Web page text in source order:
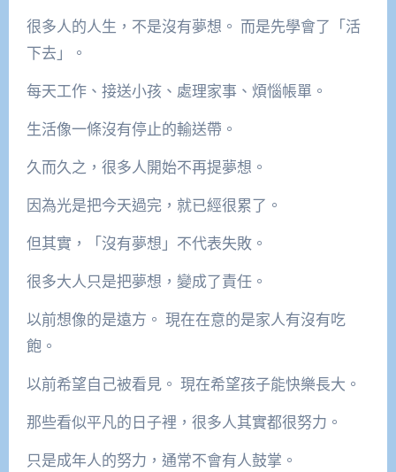
很多人的人生，不是沒有夢想。 而是先學會了「活
下去」。
每天工作、接送小孩、處理家事、煩惱帳單。
生活像一條沒有停止的輸送帶。
久而久之，很多人開始不再提夢想。
因為光是把今天過完，就已經很累了。
但其實，「沒有夢想」不代表失敗。
很多大人只是把夢想，變成了責任。
以前想像的是遠方。 現在在意的是家人有沒有吃
飽。
以前希望自己被看見。 現在希望孩子能快樂長大。
那些看似平凡的日子裡，很多人其實都很努力。
只是成年人的努力，通常不會有人鼓掌。